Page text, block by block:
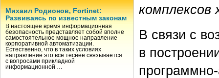
Михаил Родионов, Fortinet:
Развиваясь по известным законам
В настоящее время информационная
безопасность представляет собой вполне
самостоятельное мощное направление
корпоративной автоматизации.
Естественно, что в таких условиях
направление это все теснее связывается
с вопросами прикладной
информационной …
комплексов
В связи с
в